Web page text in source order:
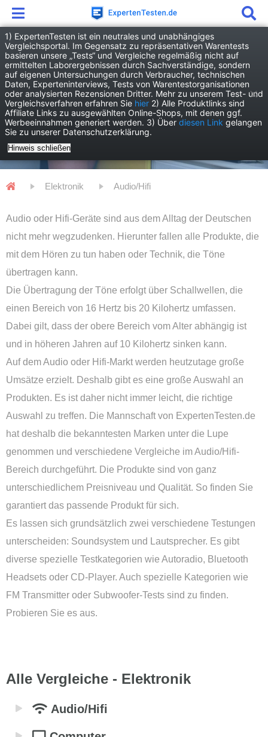
1) ExpertenTesten ist ein neutrales und unabhängiges
Vergleichsportal. Im Gegensatz zu repräsentativen Warentests
basieren unsere „Tests“ und Vergleiche regelmäßig nicht auf
ermittelten Laborergebnissen durch Sachverständige, sondern
auf eigenen Untersuchungen durch Verbraucher, technischen
Daten, Experteninterviews, Tests von Warentestorganisationen
oder analysierten Rezensionen Dritter. Mehr zu unserem Test- und
Vergleichsverfahren erfahren Sie hier 2) Alle Produktlinks sind
Affiliate Links zu ausgewählten Online-Shops, mit denen ggf.
Werbeeinnahmen generiert werden. 3) Über diesen Link gelangen
Sie zu unserer Datenschutzerklärung.
Hinweis schließen
Audio/Hifi
Elektronik Audio/Hifi
Audio oder Hifi-Geräte sind aus dem Alltag der Deutschen
nicht mehr wegzudenken. Hierunter fallen alle Produkte, die
mit dem Hören zu tun haben oder Technik, die Töne
übertragen kann.
Die Übertragung der Töne erfolgt über Schallwellen, die
einen Bereich von 16 Hertz bis 20 Kilohertz umfassen.
Dabei gilt, dass der obere Bereich vom Alter abhängig ist
und in höheren Jahren auf 10 Kilohertz sinken kann.
Auf dem Audio oder Hifi-Markt werden heutzutage große
Umsätze erzielt. Deshalb gibt es eine große Auswahl an
Produkten. Es ist daher nicht immer leicht, die richtige
Auswahl zu treffen. Die Mannschaft von ExpertenTesten.de
hat deshalb die bekanntesten Marken unter die Lupe
genommen und verschiedene Vergleiche im Audio/Hifi-
Bereich durchgeführt. Die Produkte sind von ganz
unterschiedlichem Preisniveau und Qualität. So finden Sie
garantiert das passende Produkt für sich.
Es lassen sich grundsätzlich zwei verschiedene Testungen
unterscheiden: Soundsystem und Lautsprecher. Es gibt
diverse spezielle Testkategorien wie Autoradio, Bluetooth
Headsets oder CD-Player. Auch spezielle Kategorien wie
FM Transmitter oder Subwoofer-Tests sind zu finden.
Probieren Sie es aus.
Alle Vergleiche - Elektronik
Audio/Hifi